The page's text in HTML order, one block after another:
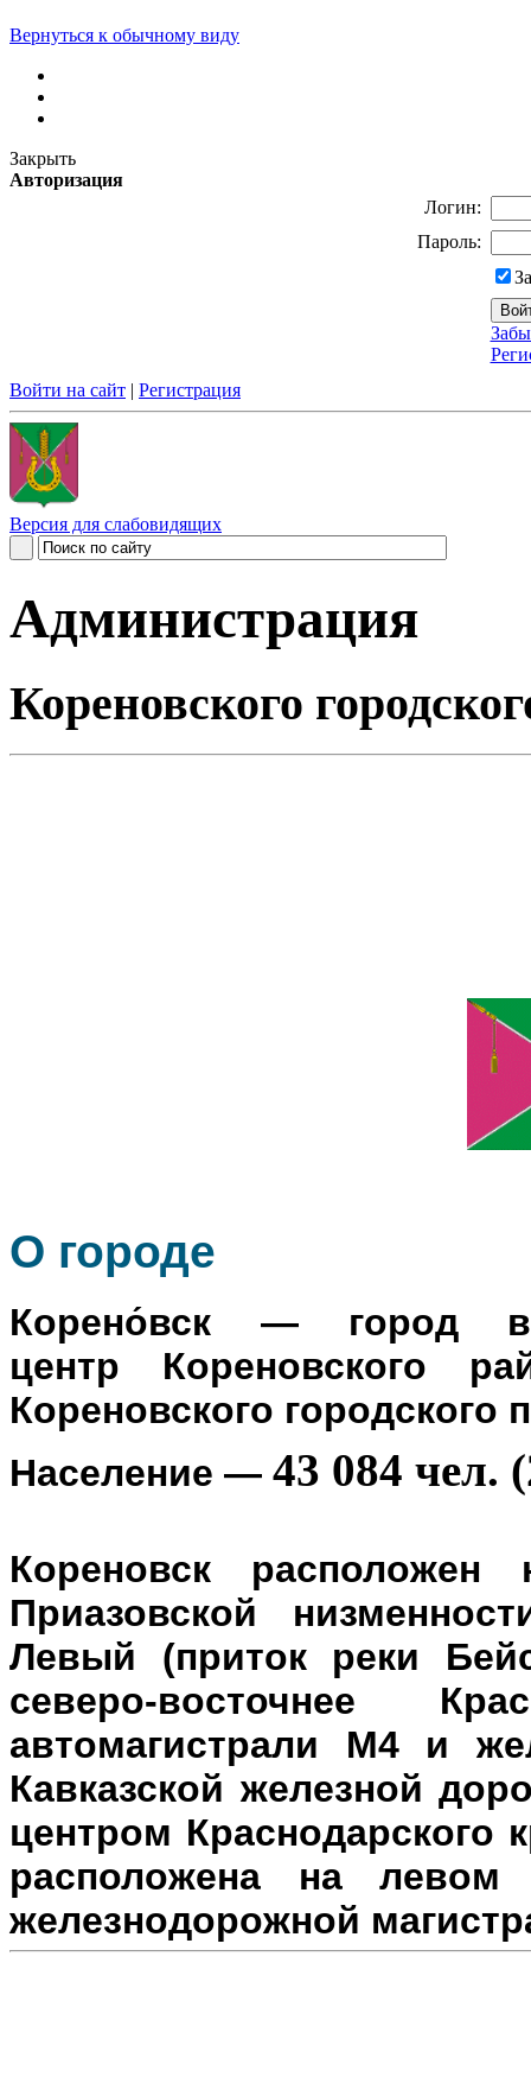
Вернуться к обычному виду
Закрыть
Авторизация
Логин:
Пароль:
Войти на сайт | Регистрация
Версия для слабовидящих
Администрация
Кореновского
О городе
Корено́вск — город в
центр Кореновского
Кореновского городского
Население — 43 084 чел.
Кореновск
Приазовской
Левый (приток реки
северо-восточнее
автомагистрали М4 и
Кавказской железной
центром Краснодарского
расположена на левом
железнодорожной